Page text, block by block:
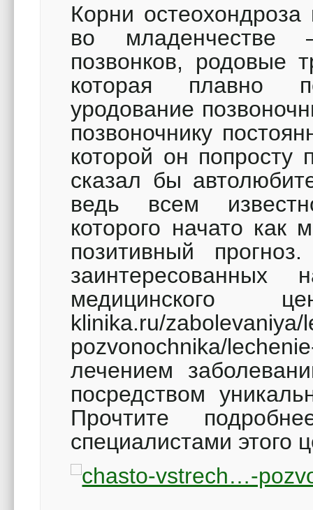
Корни
во младенчестве
позвонков, родовые
которая плавно
уродование
позвоночнику
которой он попросту
сказал бы
ведь всем
которого начато как
позитивный
заинтересованных
медицинского
klinika.ru/
pozvonochnika/
лечением
посредством
Прочтите
специалистами этого